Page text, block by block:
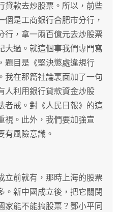
貸款去炒股票。所以，前些
個是工商銀行合肥市分行，
行，拿一兩百億元去炒股票
大過。就這個事我們專門寫
題目是《堅決懲處違規行
我在那篇社論裏面加了一句
人利用銀行貸款資金炒股
者戒。對《人民日報》的這
視。此外，我們要加強宣
有風險意識。
立前就有，那時上海的股票
。新中國成立後，把它關閉
家能不能搞股票？鄧小平同